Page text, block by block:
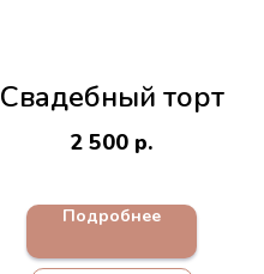
Свадебный торт
2 500 р.
Подробнее